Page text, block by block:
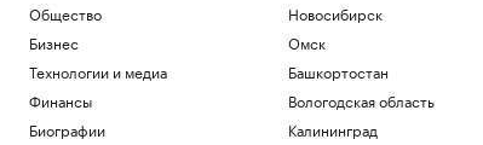
Общество
Бизнес
Технологии и медиа
Финансы
Биографии
Новосибирск
Омск
Башкортостан
Вологодская область
Калининград